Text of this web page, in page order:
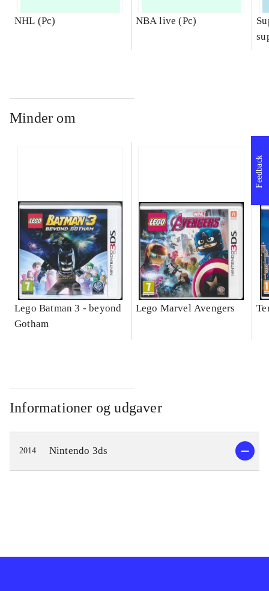
NHL (Pc) NBA live (Pc)
Minder om
Lego Batman 3 - beyond
Gotham
Lego Marvel Avengers
Informationer og udgaver
2014 Nintendo 3ds
Feedback